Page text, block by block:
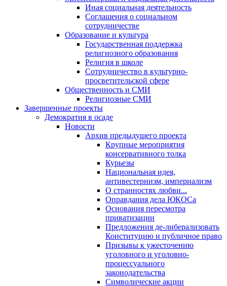
Иная социальная деятельность
Соглашения о социальном
сотрудничестве
Образование и культура
Государственная поддержка
религиозного образования
Религия в школе
Сотрудничество в культурно-
просветительской сфере
Общественность и СМИ
Религиозные СМИ
Завершенные проекты
Демократия в осаде
Новости
Архив предыдущего проекта
Крупные мероприятия
консервативного толка
Курьезы
Национальная идея,
антивестернизм, империализм
О странностях любви...
Оправдания дела ЮКОСа
Основания пересмотра
приватизации
Предложения де-либерализовать
Конституцию и публичное право
Призывы к ужесточению
уголовного и уголовно-
процессуального
законодательства
Символические акции